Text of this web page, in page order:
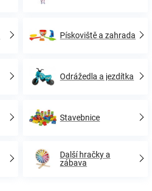
Pískoviště a zahrada
Odrážedla a jezdítka
Stavebnice
Další hračky a
zábava